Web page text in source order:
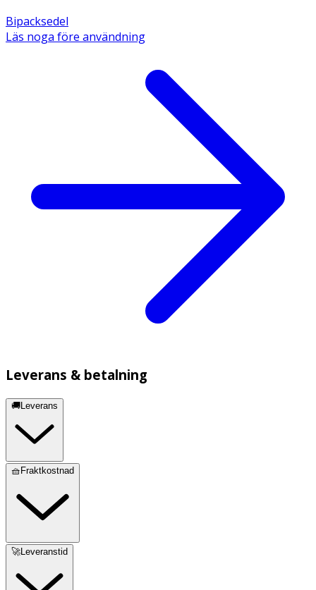
Bipacksedel
Läs noga före användning
Leverans & betalning
🚚Leverans
🧺Fraktkostnad
🚀Leveranstid